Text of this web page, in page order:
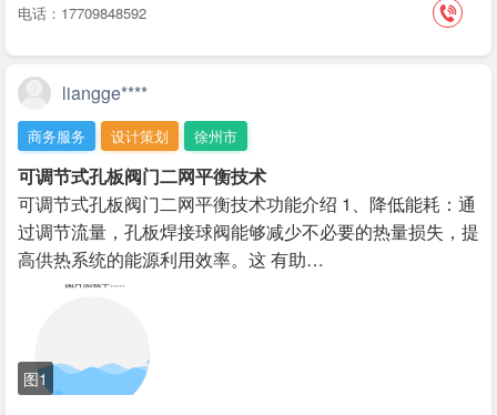
电话：17709848592
liangge****
商务服务 设计策划 徐州市
可调节式孔板阀门二网平衡技术
可调节式孔板阀门二网平衡技术功能介绍 1、降低能耗：通
过调节流量，孔板焊接球阀能够减少不必要的热量损失，提
高供热系统的能源利用效率。这 有助…
图1